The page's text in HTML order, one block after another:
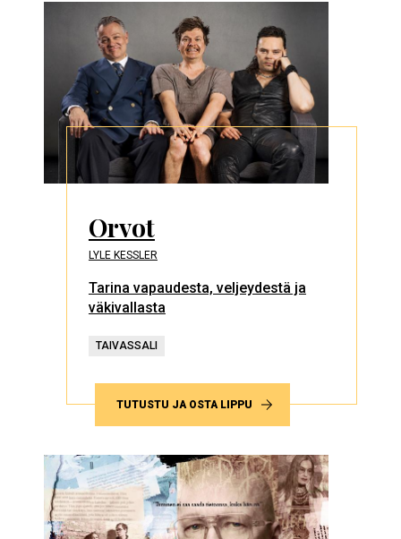
Orvot
LYLE KESSLER
Tarina vapaudesta, veljeydestä ja
väkivallasta
TAIVASSALI
TUTUSTU JA OSTA LIPPU